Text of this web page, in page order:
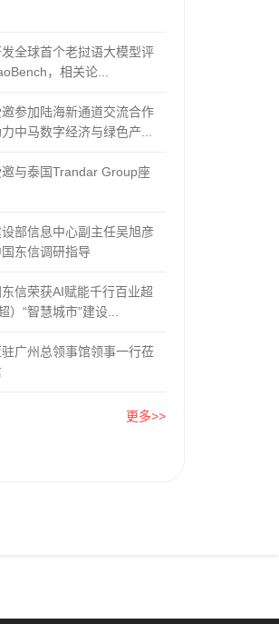
全球首个老挝语大模型评
，相关论...
参加陆海新通道交流合作
中马数字经济与绿色产...
与泰国Trandar Group座
部信息中心副主任吴旭彦
东信调研指导
信荣获AI赋能千行百业超
）“智慧城市”建设...
广州总领事馆领事一行莅
更多>>